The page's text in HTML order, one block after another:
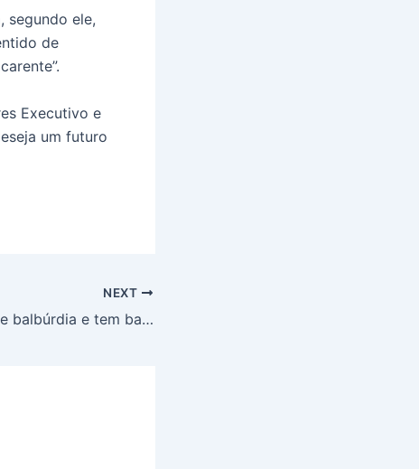
segundo ele,
de
Executivo e
um futuro
NEXT
“Quem promove balbúrdia e tem baixo desempenho é o governo Bolsonaro”, rebate Neusa ao defender a UFBA